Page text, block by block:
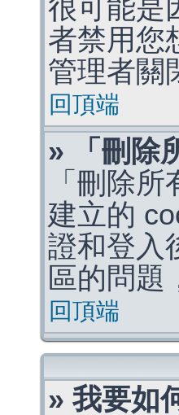
很可能是
者禁用您
管理者關
回頂端
» 「刪除
「刪除
建立的
證和登入
區的問
回頂端
» 我要如